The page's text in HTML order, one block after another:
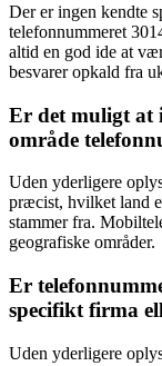
Der er ingen kendte
telefonnummeret
altid en god ide at
besvarer opkald fra
Er det muligt at
område
Uden yderligere
præcist, hvilket land
stammer fra.
geografiske områder.
Er
specifikt firma
Uden yderligere